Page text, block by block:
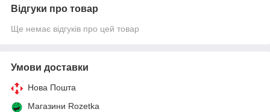
Відгуки про товар
Ще немає відгуків про цей товар
Умови доставки
Нова Пошта
Магазини Rozetka